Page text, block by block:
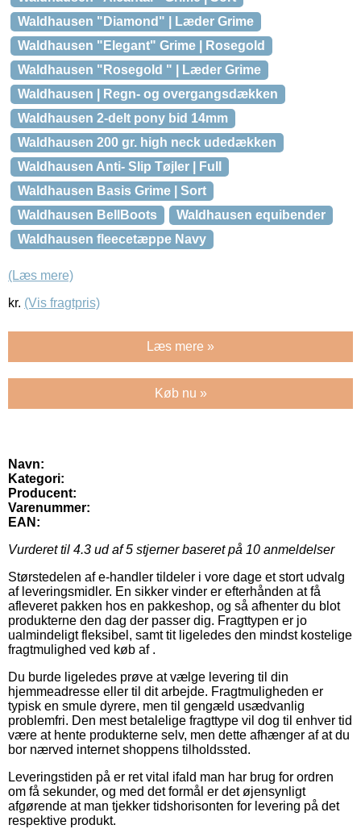
Waldhausen "Diamond" | Læder Grime
Waldhausen "Elegant" Grime | Rosegold
Waldhausen "Rosegold " | Læder Grime
Waldhausen | Regn- og overgangsdækken
Waldhausen 2-delt pony bid 14mm
Waldhausen 200 gr. high neck udedækken
Waldhausen Anti- Slip Tøjler | Full
Waldhausen Basis Grime | Sort
Waldhausen BellBoots
Waldhausen equibender
Waldhausen fleecetæppe Navy
(Læs mere)
kr. (Vis fragtpris)
Læs mere »
Køb nu »
Navn:
Kategori:
Producent:
Varenummer:
EAN:
Vurderet til 4.3 ud af 5 stjerner baseret på 10 anmeldelser
Størstedelen af e-handler tildeler i vore dage et stort udvalg
af leveringsmidler. En sikker vinder er efterhånden at få
afleveret pakken hos en pakkeshop, og så afhenter du blot
produkterne den dag der passer dig. Fragttypen er jo
ualmindeligt fleksibel, samt tit ligeledes den mindst kostelige
fragtmulighed ved køb af .
Du burde ligeledes prøve at vælge levering til din
hjemmeadresse eller til dit arbejde. Fragtmuligheden er
typisk en smule dyrere, men til gengæld usædvanlig
problemfri. Den mest betalelige fragttype vil dog til enhver tid
være at hente produkterne selv, men dette afhænger af at du
bor nærved internet shoppens tilholdssted.
Leveringstiden på er ret vital ifald man har brug for ordren
om få sekunder, og med det formål er det øjensynligt
afgørende at man tjekker tidshorisonten for levering på det
respektive produkt.